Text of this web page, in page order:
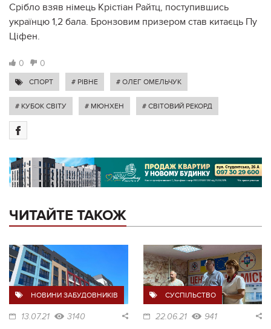
Срібло взяв німець Крістіан Райтц, поступившись
українцю 1,2 бала. Бронзовим призером став китаєць Пу
Ціфен.
0 0
СПОРТ # РІВНЕ # ОЛЕГ ОМЕЛЬЧУК
# КУБОК СВІТУ # МЮНХЕН # СВІТОВИЙ РЕКОРД
ЧИТАЙТЕ ТАКОЖ
НОВИНИ ЗАБУДОВНИКІВ
13.07.21 3140
СУСПІЛЬСТВО
22.06.21 941